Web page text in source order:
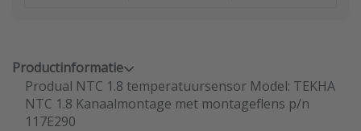
Productinformatie
Produal NTC 1.8 temperatuursensor Model: TEKHA
NTC 1.8 Kanaalmontage met montageflens p/n
117E290